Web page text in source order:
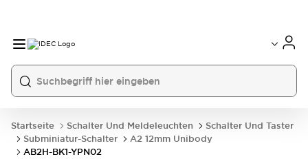
Startseite Schalter Und Meldeleuchten
Schalter Und Taster
Subminiatur-Schalter
A2 12mm Unibody
AB2H-BK1-YPN02